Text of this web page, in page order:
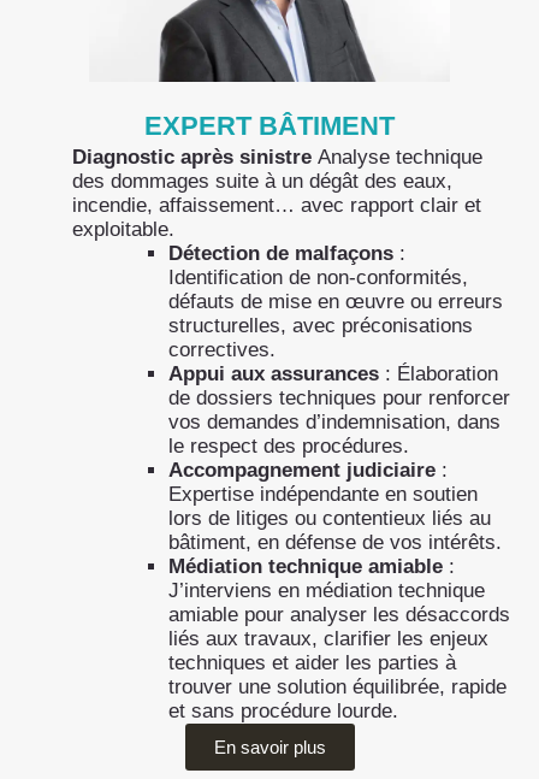
EXPERT BÂTIMENT
Diagnostic après sinistre Analyse technique
des dommages suite à un dégât des eaux,
incendie, affaissement… avec rapport clair et
exploitable.
Détection de malfaçons :
Identification de non-conformités,
défauts de mise en œuvre ou erreurs
structurelles, avec préconisations
correctives.
Appui aux assurances : Élaboration
de dossiers techniques pour renforcer
vos demandes d’indemnisation, dans
le respect des procédures.
Accompagnement judiciaire :
Expertise indépendante en soutien
lors de litiges ou contentieux liés au
bâtiment, en défense de vos intérêts.
Médiation technique amiable :
J’interviens en médiation technique
amiable pour analyser les désaccords
liés aux travaux, clarifier les enjeux
techniques et aider les parties à
trouver une solution équilibrée, rapide
et sans procédure lourde.
En savoir plus